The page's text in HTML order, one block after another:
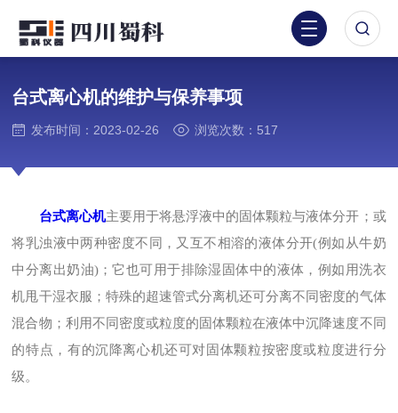
台式离心机的维护与保养事项
发布时间：2023-02-26 浏览次数：517
台式离心机主要用于将悬浮液中的固体颗粒与液体分开；或
将乳浊液中两种密度不同，又互不相溶的液体分开(例如从牛奶
中分离出奶油)；它也可用于排除湿固体中的液体，例如用洗衣
机甩干湿衣服；特殊的超速管式分离机还可分离不同密度的气体
混合物；利用不同密度或粒度的固体颗粒在液体中沉降速度不同
的特点，有的沉降离心机还可对固体颗粒按密度或粒度进行分
级。